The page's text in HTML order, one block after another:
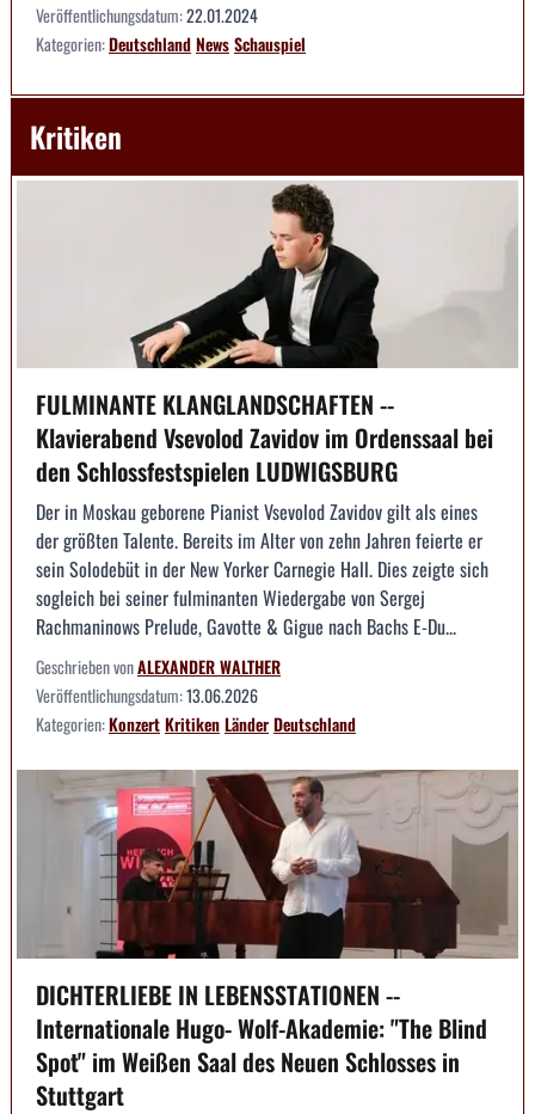
Veröffentlichungsdatum:22.01.2024
Kategorien:DeutschlandNewsSchauspiel
Kritiken
FULMINANTE KLANGLANDSCHAFTEN --
Klavierabend Vsevolod Zavidov im Ordenssaal bei
den Schlossfestspielen LUDWIGSBURG
Der in Moskau geborene Pianist Vsevolod Zavidov gilt als eines
der größten Talente. Bereits im Alter von zehn Jahren feierte er
sein Solodebüt in der New Yorker Carnegie Hall. Dies zeigte sich
sogleich bei seiner fulminanten Wiedergabe von Sergej
Rachmaninows Prelude, Gavotte & Gigue nach Bachs E-Du...
Geschrieben vonALEXANDER WALTHER
Veröffentlichungsdatum:13.06.2026
Kategorien:KonzertKritikenLänderDeutschland
DICHTERLIEBE IN LEBENSSTATIONEN --
Internationale Hugo- Wolf-Akademie: "The Blind
Spot" im Weißen Saal des Neuen Schlosses in
Stuttgart